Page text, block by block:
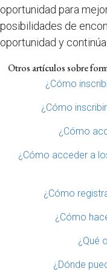
oportunidad para
posibilidades de
oportunidad y
Otros artículos sobre
¿Cómo
¿Cómo
¿Cómo
¿Cómo acceder a
¿Cómo
¿Cómo
¿Qué
¿Dónde